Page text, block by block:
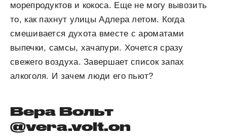
морепродуктов и кокоса. Еще не могу вывозить
то, как пахнут улицы Адлера летом. Когда
смешивается духота вместе с ароматами
выпечки, самсы, хачапури. Хочется сразу
свежего воздуха. Завершает список запах
алкоголя. И зачем люди его пьют?
Вера Вольт
@vera.volt.on